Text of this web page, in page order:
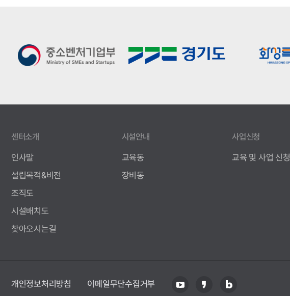
센터소개 시설안내 사업신청
인사말
설립목적&비전
조직도
시설배치도
찾아오시는길
교육동
장비동
교육 및 사업 신청
개인정보처리방침 이메일무단수집거부